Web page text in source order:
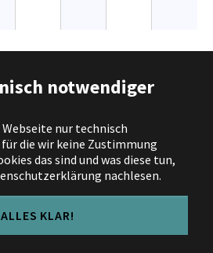
notwendiger
nur technisch
die wir keine Zustimmung
das sind und was diese tun,
nachlesen.
ALLES KLAR!
|
Nutzungsbedingungen
X Instagram
YouTube